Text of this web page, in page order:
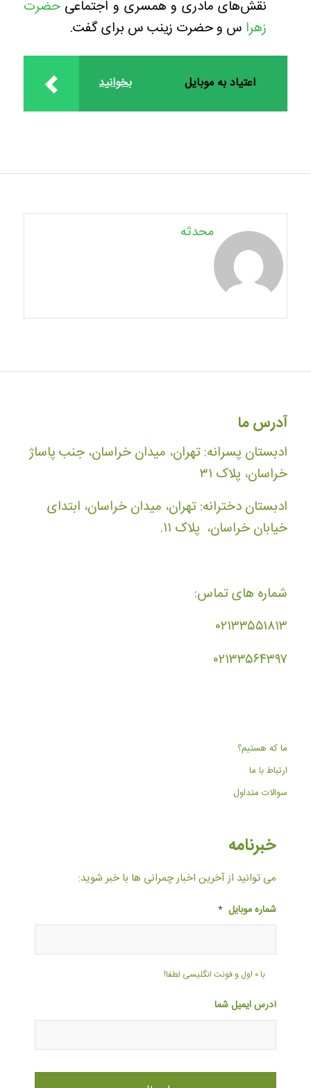
نقش‌های مادری و همسری و اجتماعیحضرت
زهرا س و حضرت زینب س برای گفت.
بخوانید اعتیاد به موبایل
محدثه
آدرس ما
ادبستان پسرانه: تهران، میدان خراسان، جنب پاساژ
خراسان، پلاک ۳۱
ادبستان دخترانه: تهران، میدان خراسان، ابتدای
خیابان خراسان، پلاک ۱۱.
شماره های تماس:
۰۲۱۳۳۵۵۱۸۱۳
۰۲۱۳۳۵۶۴۳۹۷
ما که هستیم؟
ارتباط با ما
سوالات متداول
خبرنامه
می توانید از آخرین اخبار چمرانی ها با خبر شوید:
شماره موبایل *
با ۰ اول و فونت انگلیسی لطفا!
آدرس ایمیل شما